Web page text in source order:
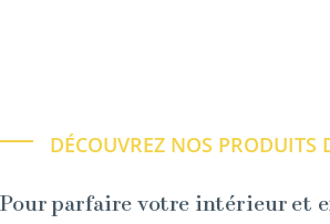
DÉCOUVREZ NOS PRODUITS
Pour parfaire votre intérieur et